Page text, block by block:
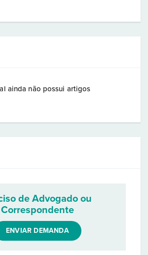
ainda não possui artigos
de Advogado ou
Correspondente
ENVIAR DEMANDA